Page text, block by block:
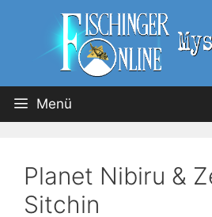
Menü
Planet Nibiru &
Sitchin